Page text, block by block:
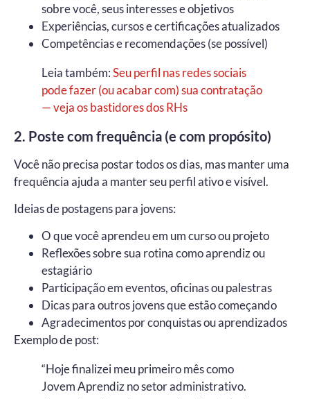
sobre você, seus interesses e objetivos
Experiências, cursos e certificações atualizados
Competências e recomendações (se possível)
Leia também:Seu perfil nas redes sociais
pode fazer (ou acabar com) sua contratação
— veja os bastidores dos RHs
2. Poste com frequência (e com propósito)
Você não precisa postar todos os dias, mas manter uma
frequência ajuda a manter seu perfil ativo e visível.
Ideias de postagens para jovens:
O que você aprendeu em um curso ou projeto
Reflexões sobre sua rotina como aprendiz ou
estagiário
Participação em eventos, oficinas ou palestras
Dicas para outros jovens que estão começando
Agradecimentos por conquistas ou aprendizados
Exemplo de post:
“Hoje finalizei meu primeiro mês como
Jovem Aprendiz no setor administrativo.